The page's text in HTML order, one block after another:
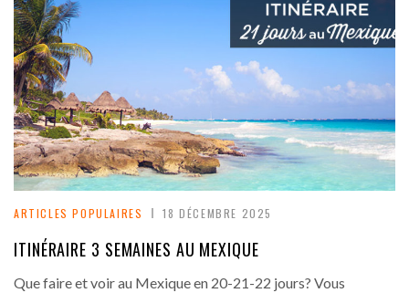
ARTICLES POPULAIRES 18 DÉCEMBRE 2025
ITINÉRAIRE 3 SEMAINES AU MEXIQUE
Que faire et voir au Mexique en 20-21-22 jours? Vous